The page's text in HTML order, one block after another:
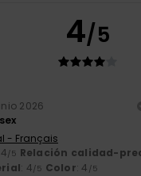
4/5
2026
- Français
/5 Relación calidad-
: 4/5 Color: 4 /5